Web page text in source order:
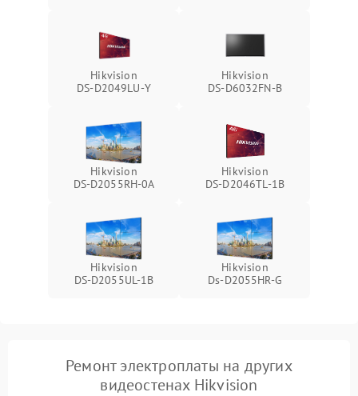
Hikvision
DS‑D2049LU‑Y
Hikvision
DS‑D6032FN‑B
Hikvision
DS‑D2055RH‑0A
Hikvision
DS‑D2046TL‑1B
Hikvision
DS‑D2055UL‑1B
Hikvision
Ds‑D2055HR‑G
Ремонт электроплаты на других
видеостенах Hikvision